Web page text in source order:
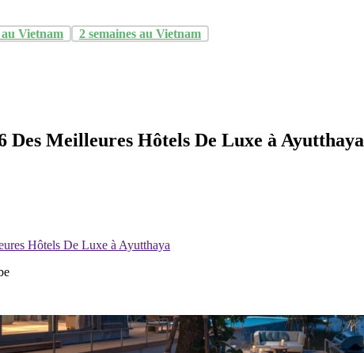
au Vietnam 2 semaines au Vietnam
Meilleures Hôtels De Luxe à Ayutthaya
Hôtels De Luxe à Ayutthaya